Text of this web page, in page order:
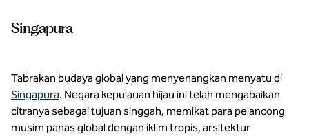
Singapura
Tabrakan budaya global yang menyenangkan menyatu di
Singapura. Negara kepulauan hijau ini telah mengabaikan
citranya sebagai tujuan singgah, memikat para pelancong
musim panas global dengan iklim tropis, arsitektur